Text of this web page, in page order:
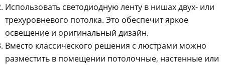
Использовать светодиодную ленту в нишах двух- или
трехуровневого потолка. Это обеспечит яркое
освещение и оригинальный дизайн.
Вместо классического решения с люстрами можно
разместить в помещении потолочные, настенные или